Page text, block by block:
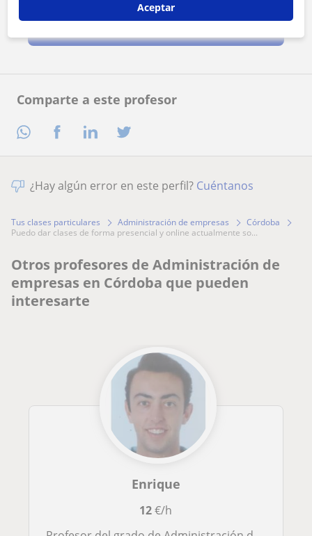
Comparte a este profesor
¿Hay algún error en este perfil? Cuéntanos
Tus clases particulares Administración de empresas
Córdoba
puedo dar clases de forma presencial y online actualmente so...
Otros profesores de Administración de
empresas en Córdoba que pueden
interesarte
Enrique
12€/h
Aceptar